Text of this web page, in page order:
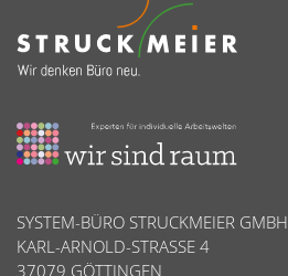
SYSTEM-BÜRO STRUCKMEIER GMBH
KARL-ARNOLD-STRASSE 4
37079 GÖTTINGEN